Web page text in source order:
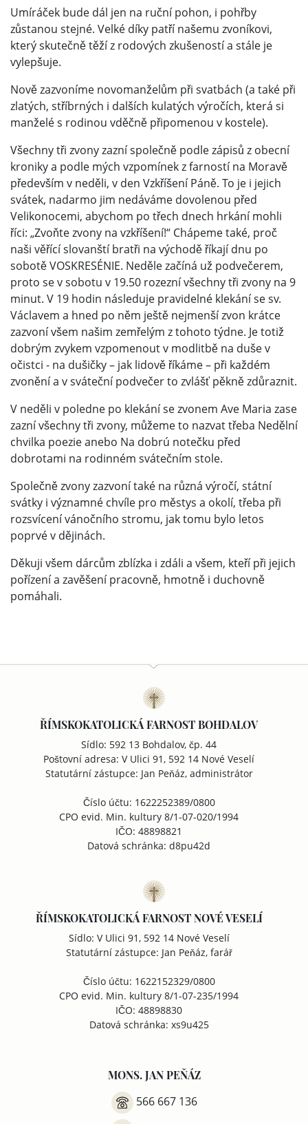
Umíráček bude dál jen na ruční pohon, i pohřby
zůstanou stejné. Velké díky patří našemu zvoníkovi,
který skutečně těží z rodových zkušeností a stále je
vylepšuje.
Nově zazvoníme novomanželům při svatbách (a také při
zlatých, stříbrných i dalších kulatých výročích, která si
manželé s rodinou vděčně připomenou v kostele).
Všechny tři zvony zazní společně podle zápisů z obecní
kroniky a podle mých vzpomínek z farností na Moravě
především v neděli, v den Vzkříšení Páně. To je i jejich
svátek, nadarmo jim nedáváme dovolenou před
Velikonocemi, abychom po třech dnech hrkání mohli
říci: „Zvoňte zvony na vzkříšení!“ Chápeme také, proč
naši věřící slovanští bratři na východě říkají dnu po
sobotě VOSKRESÉNIE. Neděle začíná už podvečerem,
proto se v sobotu v 19.50 rozezní všechny tři zvony na 9
minut. V 19 hodin následuje pravidelné klekání se sv.
Václavem a hned po něm ještě nejmenší zvon krátce
zazvoní všem našim zemřelým z tohoto týdne. Je totiž
dobrým zvykem vzpomenout v modlitbě na duše v
očistci - na dušičky – jak lidově říkáme – při každém
zvonění a v sváteční podvečer to zvlášť pěkně zdůraznit.
V neděli v poledne po klekání se zvonem Ave Maria zase
zazní všechny tři zvony, můžeme to nazvat třeba Nedělní
chvilka poezie anebo Na dobrú notečku před
dobrotami na rodinném svátečním stole.
Společně zvony zazvoní také na různá výročí, státní
svátky i významné chvíle pro městys a okolí, třeba při
rozsvícení vánočního stromu, jak tomu bylo letos
poprvé v dějinách.
Děkuji všem dárcům zblízka i zdáli a všem, kteří při jejich
pořízení a zavěšení pracovně, hmotně i duchovně
pomáhali.
ŘÍMSKOKATOLICKÁ FARNOST BOHDALOV
Sídlo: 592 13 Bohdalov, čp. 44
Poštovní adresa: V Ulici 91, 592 14 Nové Veselí
Statutární zástupce: Jan Peňáz, administrátor
Číslo účtu: 1622252389/0800
CPO evid. Min. kultury 8/1-07-020/1994
IČO: 48898821
Datová schránka: d8pu42d
ŘÍMSKOKATOLICKÁ FARNOST NOVÉ VESELÍ
Sídlo: V Ulici 91, 592 14 Nové Veselí
Statutární zástupce: Jan Peňáz, farář
Číslo účtu: 1622152329/0800
CPO evid. Min. kultury 8/1-07-235/1994
IČO: 48898830
Datová schránka: xs9u425
MONS. JAN PEŇÁZ
566 667 136